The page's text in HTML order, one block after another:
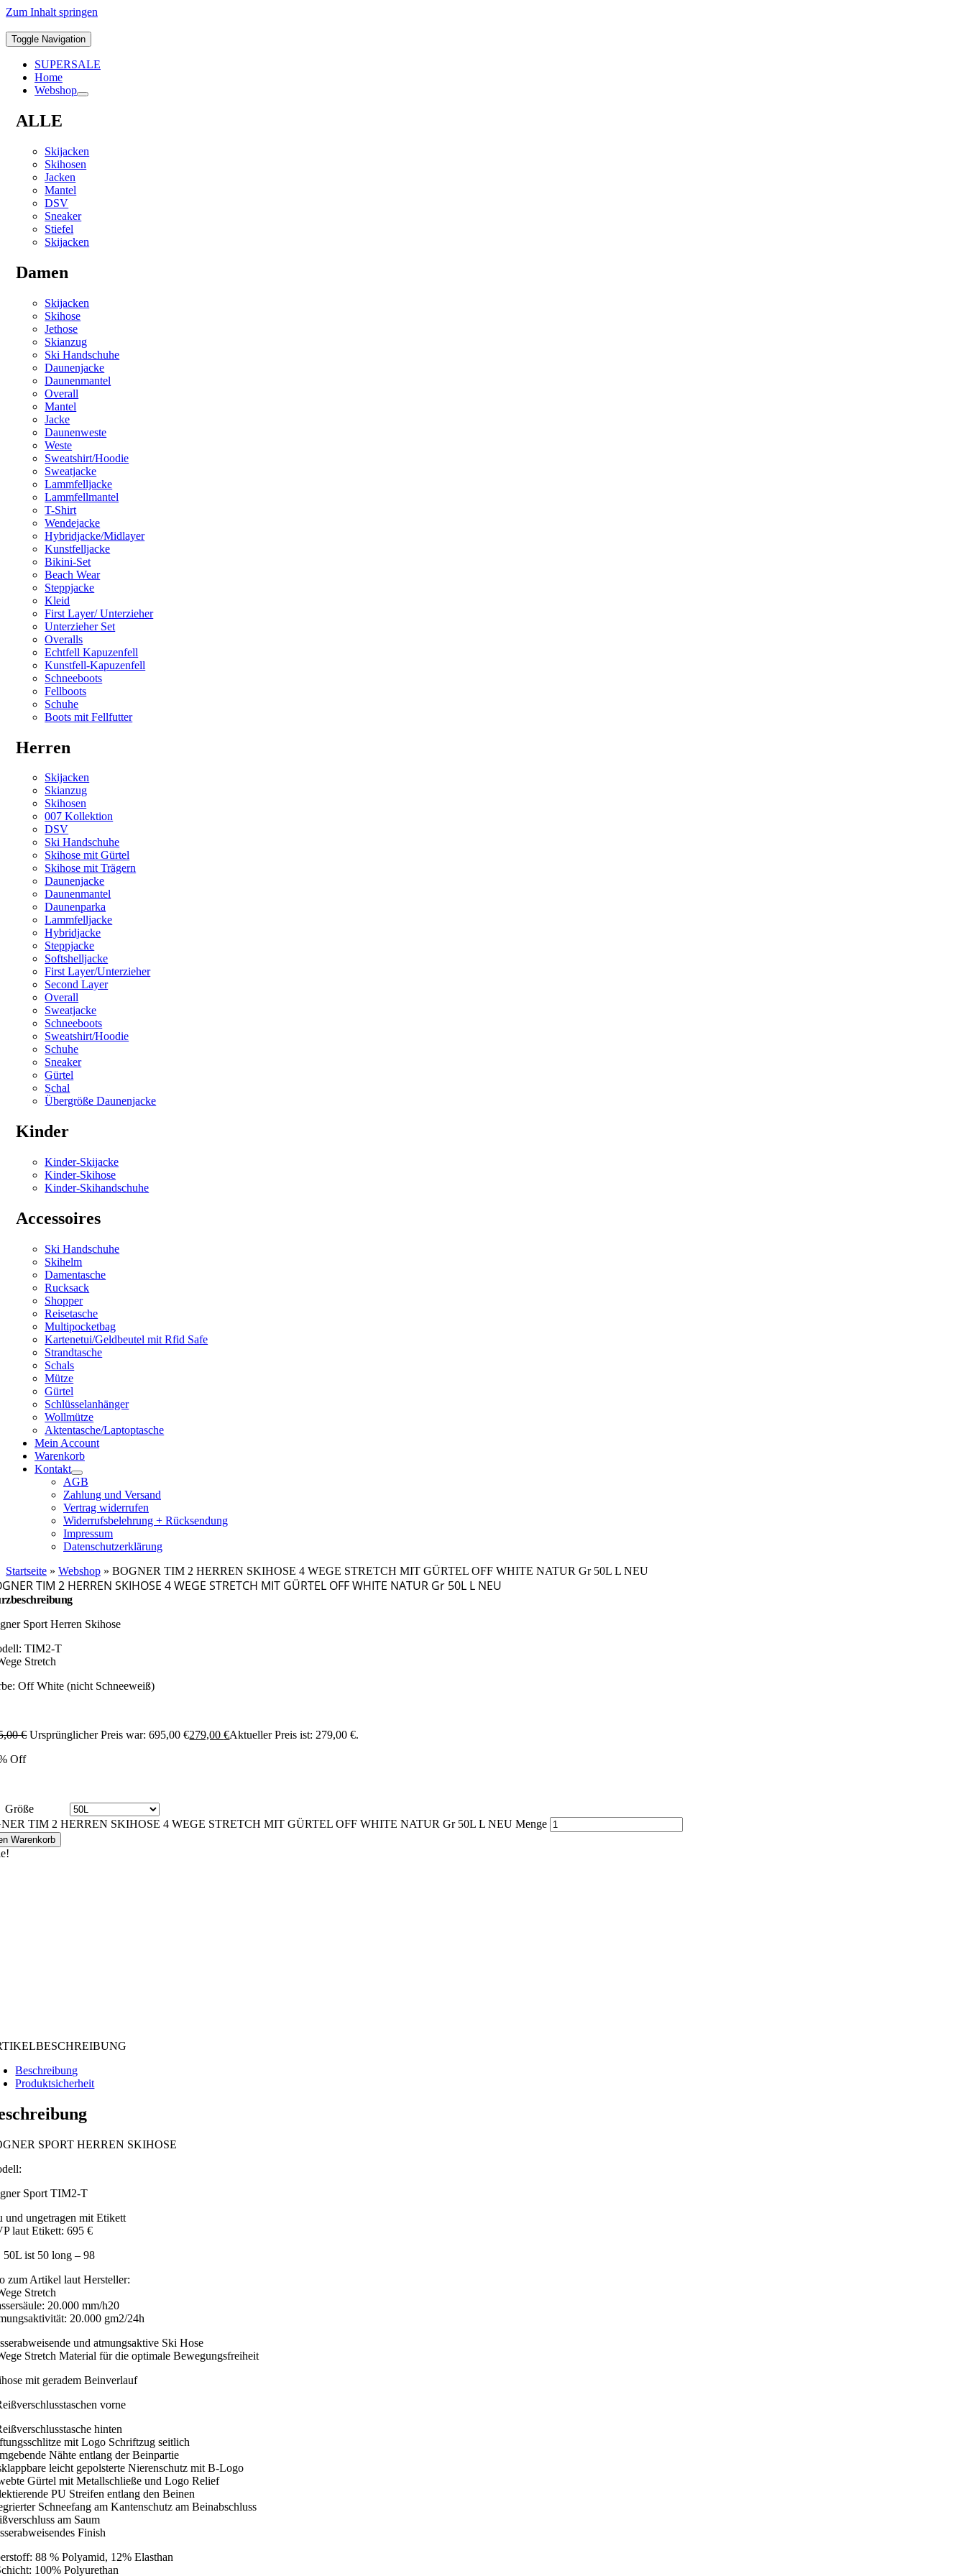
Zum Inhalt springen
Toggle Navigation
SUPERSALE
Home
Webshop
ALLE
Skijacken
Skihosen
Jacken
Mantel
DSV
Sneaker
Stiefel
Skijacken
Damen
Skijacken
Skihose
Jethose
Skianzug
Ski Handschuhe
Daunenjacke
Daunenmantel
Overall
Mantel
Jacke
Daunenweste
Weste
Sweatshirt/Hoodie
Sweatjacke
Lammfelljacke
Lammfellmantel
T-Shirt
Wendejacke
Hybridjacke/Midlayer
Kunstfelljacke
Bikini-Set
Beach Wear
Steppjacke
Kleid
First Layer/ Unterzieher
Unterzieher Set
Overalls
Echtfell Kapuzenfell
Kunstfell-Kapuzenfell
Schneeboots
Fellboots
Schuhe
Boots mit Fellfutter
Herren
Skijacken
Skianzug
Skihosen
007 Kollektion
DSV
Ski Handschuhe
Skihose mit Gürtel
Skihose mit Trägern
Daunenjacke
Daunenmantel
Daunenparka
Lammfelljacke
Hybridjacke
Steppjacke
Softshelljacke
First Layer/Unterzieher
Second Layer
Overall
Sweatjacke
Schneeboots
Sweatshirt/Hoodie
Schuhe
Sneaker
Gürtel
Schal
Übergröße Daunenjacke
Kinder
Kinder-Skijacke
Kinder-Skihose
Kinder-Skihandschuhe
Accessoires
Ski Handschuhe
Skihelm
Damentasche
Rucksack
Shopper
Reisetasche
Multipocketbag
Kartenetui/Geldbeutel mit Rfid Safe
Strandtasche
Schals
Mütze
Gürtel
Schlüsselanhänger
Wollmütze
Aktentasche/Laptoptasche
Mein Account
Warenkorb
Kontakt
AGB
Zahlung und Versand
Vertrag widerrufen
Widerrufsbelehrung + Rücksendung
Impressum
Datenschutzerklärung
Startseite » Webshop » BOGNER TIM 2 HERREN SKIHOSE 4 WEGE STRETCH MIT GÜRTEL OFF WHITE NATUR Gr 50L L NEU
TIM 2 HERREN SKIHOSE 4 WEGE STRETCH MIT GÜRTEL OFF WHITE NATUR Gr 50L L NEU
Sport Herren Skihose
TIM2-T
Stretch
Off White (nicht Schneeweiß)
€ Ursprünglicher Preis war: 695,00 €279,00€Aktueller Preis ist: 279,00 €.
Off
Größe
TIM 2 HERREN SKIHOSE 4 WEGE STRETCH MIT GÜRTEL OFF WHITE NATUR Gr 50L L NEU Menge
Warenkorb
Beschreibung
Produktsicherheit
SPORT HERREN SKIHOSE
Sport TIM2-T
und ungetragen mit Etikett
laut Etikett: 695 €
50L ist 50 long – 98
zum Artikel laut Hersteller:
Stretch
20.000 mm/h20
20.000 gm2/24h
und atmungsaktive Ski Hose
Stretch Material für die optimale Bewegungsfreiheit
mit geradem Beinverlauf
vorne
hinten
mit Logo Schriftzug seitlich
Nähte entlang der Beinpartie
leicht gepolsterte Nierenschutz mit B-Logo
Gürtel mit Metallschließe und Logo Relief
PU Streifen entlang den Beinen
Schneefang am Kantenschutz am Beinabschluss
am Saum
Finish
88 % Polyamid, 12% Elasthan
100% Polyurethan